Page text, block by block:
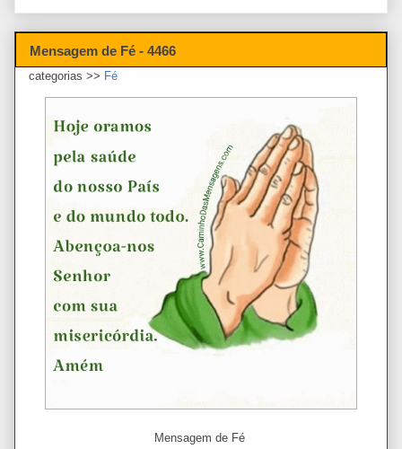
Mensagem de Fé - 4466
categorias >> Fé
Mensagem de Fé